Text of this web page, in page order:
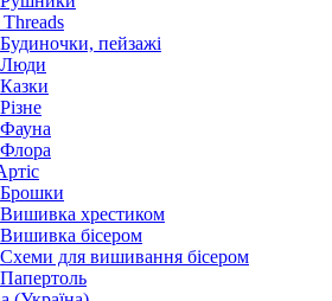
Будиночки, пейзажі
Люди
Казки
Різне
Фауна
Флора
Брошки
Вишивка хрестиком
Вишивка бісером
Схеми для вишивання бісером
Папертоль